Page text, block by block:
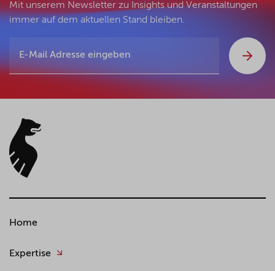
Mit unserem Newsletter zu Insights und Veranstaltungen
immer auf dem aktuellen Stand bleiben.
Home
Expertise